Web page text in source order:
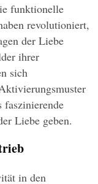
funktionelle
revolutioniert,
der Liebe
ihrer
sich
faszinierende
Liebe geben.